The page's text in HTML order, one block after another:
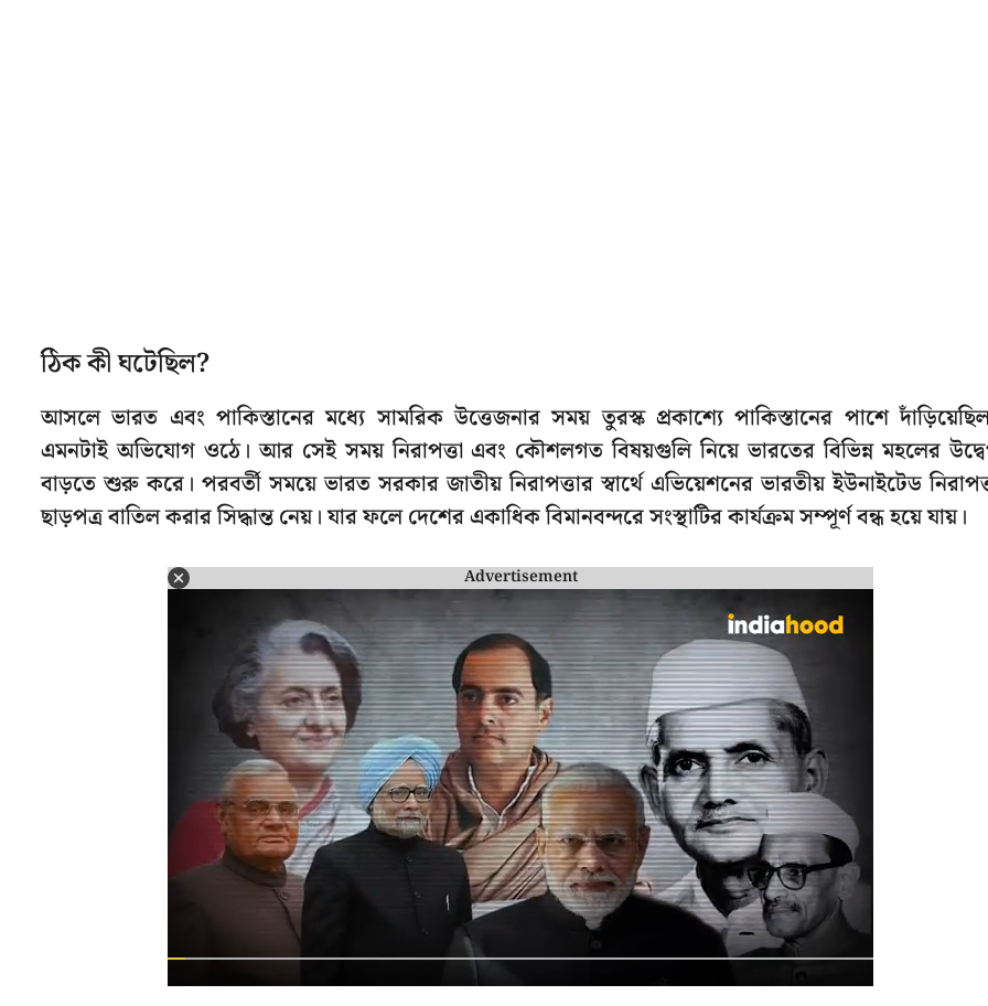
ঠিক কী ঘটেছিল?
আসলে ভারত এবং পাকিস্তানের মধ্যে সামরিক উত্তেজনার সময় তুরস্ক প্রকাশ্যে পাকিস্তানের পাশে
এমনটাই অভিযোগ ওঠে। আর সেই সময় নিরাপত্তা এবং কৌশলগত বিষয়গুলি নিয়ে ভারতের বিভিন্ন মহলের
বাড়তে শুরু করে। পরবর্তী সময়ে ভারত সরকার জাতীয় নিরাপত্তার স্বার্থে এভিয়েশনের ভারতীয় ইউনাইটেড
ছাড়পত্র বাতিল করার সিদ্ধান্ত নেয়। যার ফলে দেশের একাধিক বিমানবন্দরে সংস্থাটির কার্যক্রম সম্পূর্ণ বন্ধ হয়ে যায়।
Advertisement